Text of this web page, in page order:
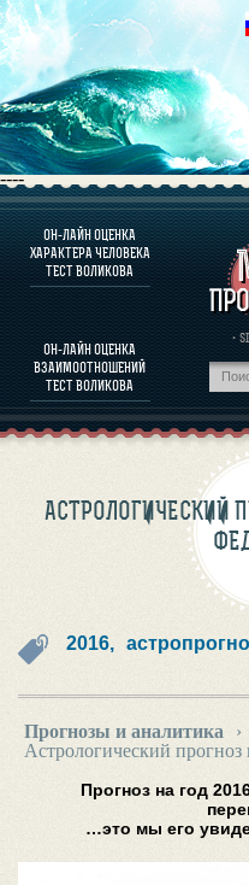
----
ОН-ЛАЙН ОЦЕНКА
ХАРАКТЕРА ЧЕЛОВЕКА
ТЕСТ ВОЛИКОВА
ОН-ЛАЙН ОЦЕНКА
ВЗАИМООТНОШЕНИЙ
ТЕСТ ВОЛИКОВА
·
О
ОЦЕНКА
ОЦЕНКА
О
АСТРОЛОГИЧЕСКИЙ
2016,
Прогнозы и аналитика ›
Астрологический
Прогноз на год
…это мы его